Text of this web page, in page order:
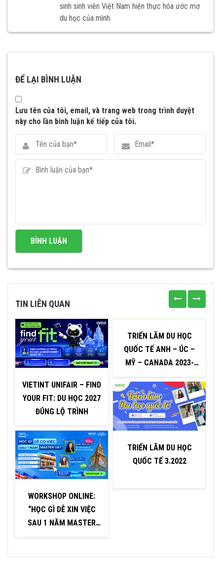
sinh sinh viên Việt Nam hiện thực hóa ước mơ
du học của mình.
ĐỂ LẠI BÌNH LUẬN
Lưu tên của tôi, email, và trang web trong trình duyệt
này cho lần bình luận kế tiếp của tôi.
TIN LIÊN QUAN
VIETINT UNIFAIR – FIND
YOUR FIT: DU HỌC 2027
ĐÚNG LỘ TRÌNH
WORKSHOP ONLINE:
“HỌC GÌ DỄ XIN VIỆC
SAU 1 NĂM MASTER
TRIỂN LÃM DU HỌC
QUỐC TẾ ANH – ÚC –
MỸ – CANADA 2023-
TRIỂN LÃM DU HỌC
QUỐC TẾ 3.2022